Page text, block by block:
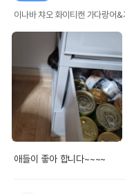
이나바 챠오 화이티캔 가다랑
애들이 좋아 합니다~~~~